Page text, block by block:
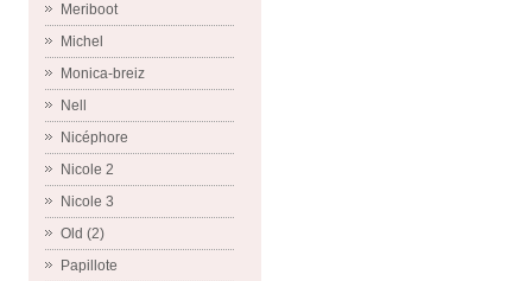
Meriboot
Michel
Monica-breiz
Nell
Nicéphore
Nicole 2
Nicole 3
Old (2)
Papillote